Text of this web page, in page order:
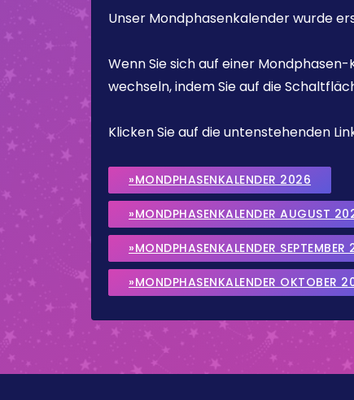
Unser Mondphasenkalender wurde
Wenn Sie sich auf einer
wechseln, indem Sie auf die
Klicken Sie auf die untenstehenden
»MONDPHASENKALENDER 2026
»MONDPHASENKALENDER AUGUST
»MONDPHASENKALENDER
»MONDPHASENKALENDER OKTOBER